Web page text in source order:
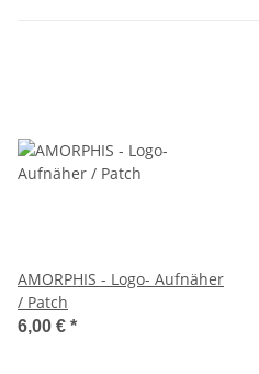
AMORPHIS - Logo- Aufnäher
/ Patch
6,00 € *